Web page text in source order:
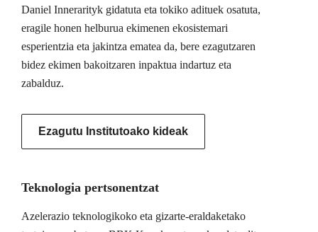
Daniel Innerarityk gidatuta eta tokiko adituek osatuta,
eragile honen helburua ekimenen ekosistemari
esperientzia eta jakintza ematea da, bere ezagutzaren
bidez ekimen bakoitzaren inpaktua indartuz eta
zabalduz.
Ezagutu Institutoako kideak
Teknologia pertsonentzat
Azelerazio teknologikoko eta gizarte-eraldaketako